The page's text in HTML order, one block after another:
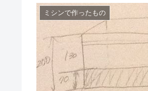
ミシンで作ったもの